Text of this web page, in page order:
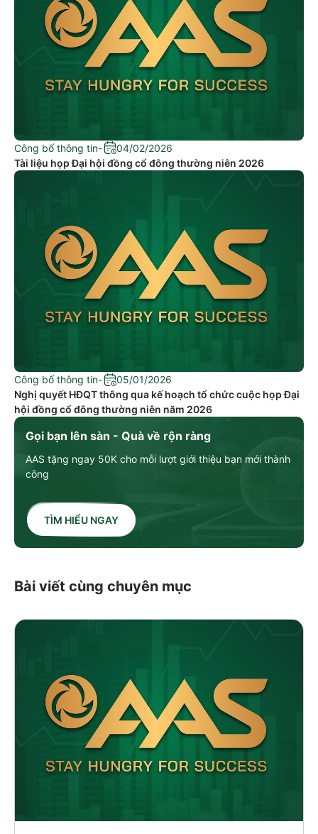
Gọi bạn lên sàn - Quà về rộn ràng
AAS tặng ngay 50K cho mỗi lượt giới thiệu bạn mới thành
công
TÌM HIỂU NGAY
Công bố thông tin-
04/02/2026
Tài liệu họp Đại hội đồng cổ đông thường niên 2026
Công bố thông tin-
05/01/2026
Nghị quyết HĐQT thông qua kế hoạch tổ chức cuộc họp Đại
hội đồng cổ đông thường niên năm 2026
Bài viết cùng chuyên mục